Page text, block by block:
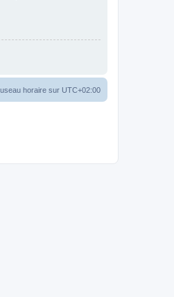
horaire sur UTC+02:00